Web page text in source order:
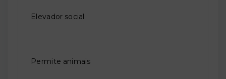
Elevador social
Permite animais